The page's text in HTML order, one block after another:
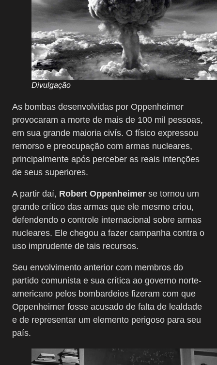
Divulgação
As bombas desenvolvidas por Oppenheimer
provocaram a morte de mais de 100 mil pessoas,
em sua grande maioria civís. O físico expressou
remorso e preocupação com armas nucleares,
principalmente após perceber as reais intenções
de seus superiores.
A partir daí, Robert Oppenheimer se tornou um
grande crítico das armas que ele mesmo criou,
defendendo o controle internacional sobre armas
nucleares. Ele chegou a fazer campanha contra o
uso imprudente de tais recursos.
Seu envolvimento anterior com membros do
partido comunista e sua crítica ao governo norte-
americano pelos bombardeios fizeram com que
Oppenheimer fosse acusado de falta de lealdade
e de representar um elemento perigoso para seu
país.